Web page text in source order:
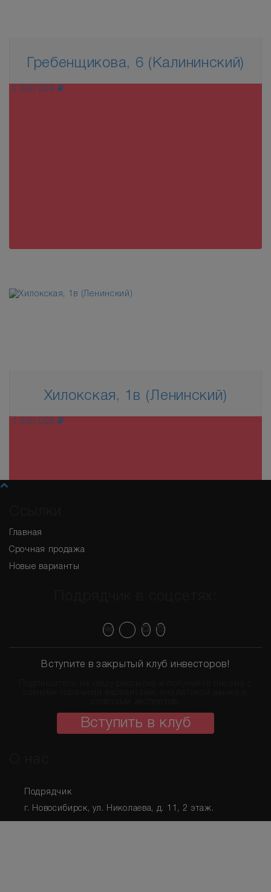
Гребенщикова, 6 (Калининский)
2 890 000
Хилокская, 1в (Ленинский)
1 500 000
Подписаться на рассылку
Главная
Срочная продажа
Новые варианты
Вступите в закрытый клуб инвесторов!
Вступить в клуб
Подрядчик
г. Новосибирск,ул. Николаева, д. 11 , 2 этаж.